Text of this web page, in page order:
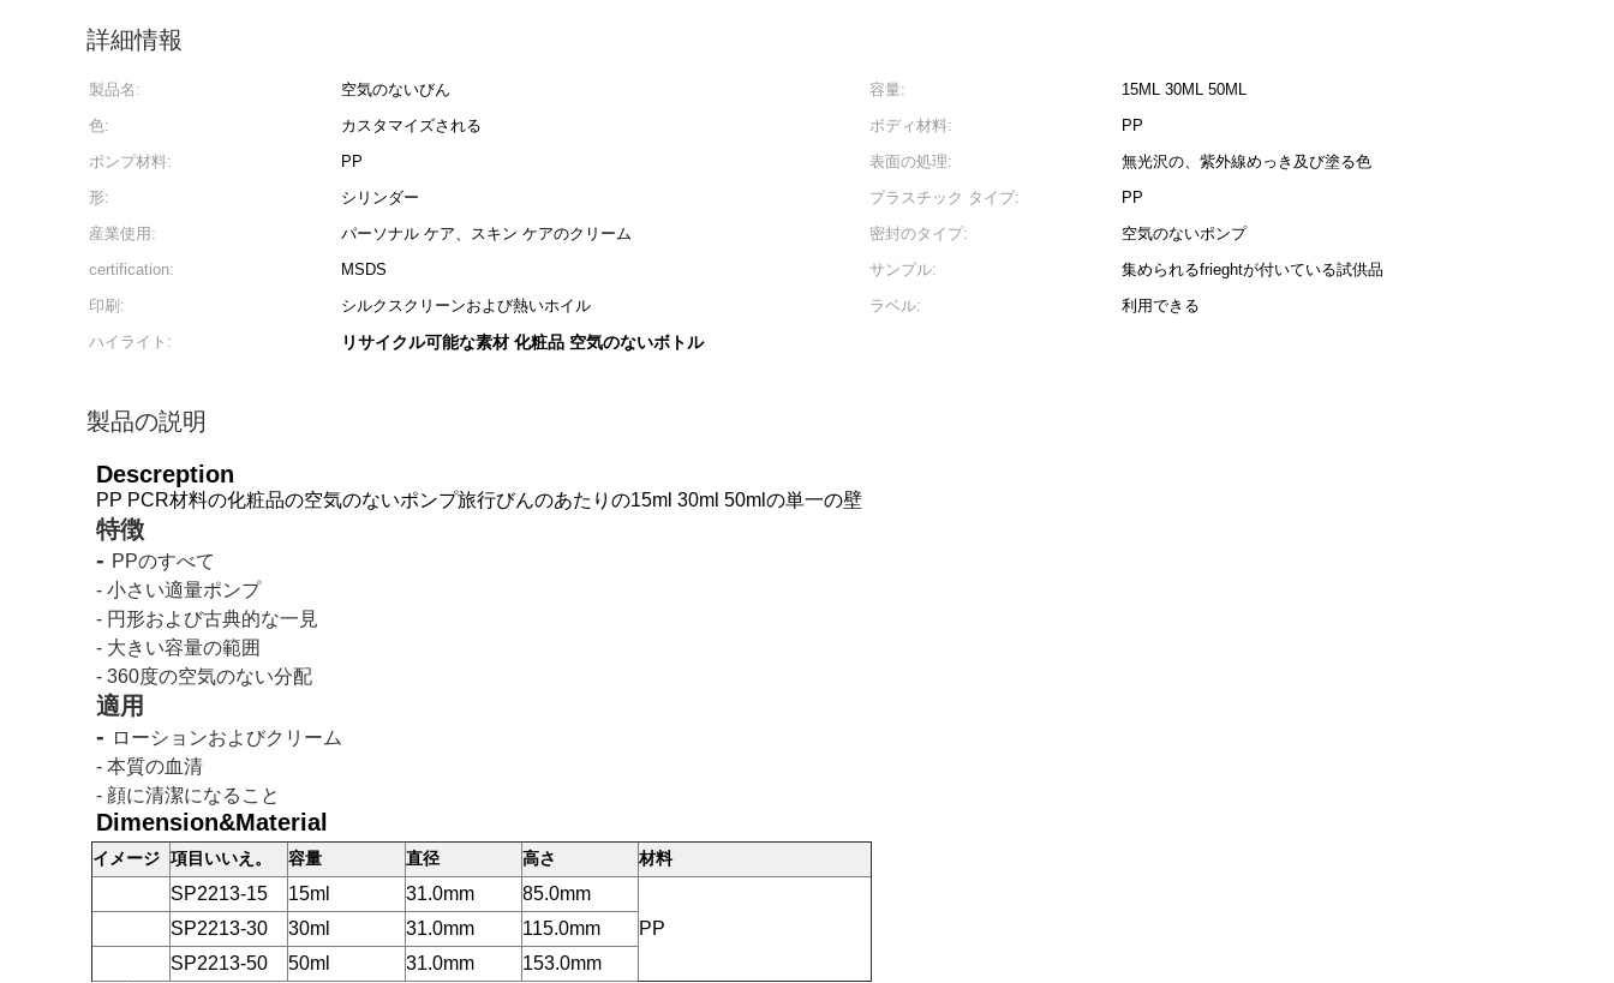
詳細情報
製品名: 空気のないびん 容量:
15ML 30ML 50ML
色:
カスタマイズされる ボディ材料:
PP
ポンプ材料:
PP 表面の処理:
無光沢の、紫外線めっき及び塗る色
形:
シリンダー プラスチック タイプ:
PP
産業使用:
パーソナル ケア、スキン ケアのクリーム 密封のタイプ:
空気のないポンプ
certification:
MSDS サンプル:
集められるfrieghtが付いている試供品
印刷:
シルクスクリーンおよび熱いホイル ラベル:
利用できる
ハイライト:
リサイクル可能な素材 化粧品 空気のないボトル
製品の説明
Descreption
PP PCR材料の化粧品の空気のないポンプ旅行びんのあたりの15ml 30ml 50mlの単一の壁
特徴
- PPのすべて
- 小さい適量ポンプ
- 円形および古典的な一見
- 大きい容量の範囲
- 360度の空気のない分配
適用
- ローションおよびクリーム
- 本質の血清
- 顔に清潔になること
Dimension&Material
イメージ 項目いいえ。 容量 直径 高さ 材料
SP2213-15 15ml 31.0mm
85.0mm
PP
SP2213-30 30ml 31.0mm
115.0mm
SP2213-50
50ml 31.0mm 153.0mm